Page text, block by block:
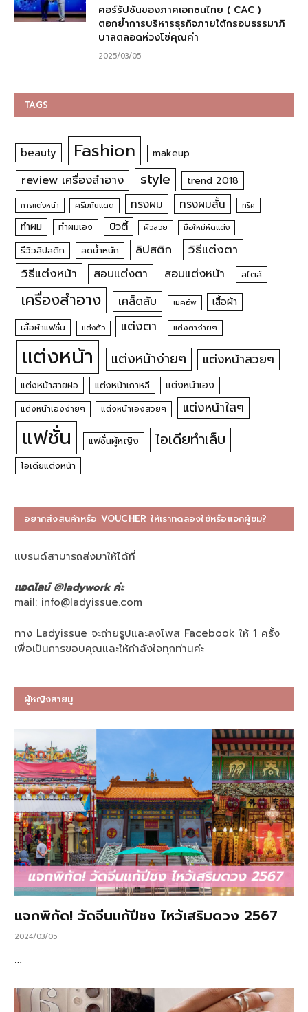
คอร์รัปชันของภาคเอกชนไทย ( CAC )
ตอกย้ำการบริหารธุรกิจภายใต้กรอบธรรมาภิ
บาลตลอดห่วงโซ่คุณค่า
2025/03/05
TAGS
beauty Fashion makeup
review เครื่องสำอาง style trend 2018
การแต่งหน้า ครีมกันแดด ทรงผม ทรงผมสั้น ทริค
ทำผม ทำผมเอง บิวตี้ ผิวสวย มือใหม่หัดแต่ง
รีวิวลิปสติก ลดน้ำหนัก ลิปสติก
วิธีแต่งตา
วิธีแต่งหน้า
สอนแต่งตา สอนแต่งหน้า สไตล์
เครื่องสำอาง เคล็ดลับ เมคอัพ เสื้อผ้า
เสื้อผ้าแฟชั่น แต่งตัว แต่งตา แต่งตาง่ายๆ
แต่งหน้า แต่งหน้าง่ายๆ แต่งหน้าสวยๆ
แต่งหน้าสายฝอ แต่งหน้าเกาหลี แต่งหน้าเอง
แต่งหน้าเองง่ายๆ แต่งหน้าเองสวยๆ แต่งหน้าใสๆ
แฟชั่น แฟชั่นผู้หญิง ไอเดียทำเล็บ
ไอเดียแต่งหน้า
อยากส่งสินค้าหรือ VOUCHER ให้เราทดลองใช้หรือแจกผู้ชม?
แบรนด์สามารถส่งมาให้ได้ที่
แอดไลน์ @ladywork ค่ะ
mail: info@ladyissue.com
ทาง Ladyissue จะถ่ายรูปและลงโพส Facebook ให้ 1 ครั้ง
เพื่อเป็นการขอบคุณและให้กำลังใจทุกท่านค่ะ
ผู้หญิงสายมู
แจกพิกัด! วัดจีนแก้ปีชง ไหว้เสริมดวง 2567
2024/03/05
…